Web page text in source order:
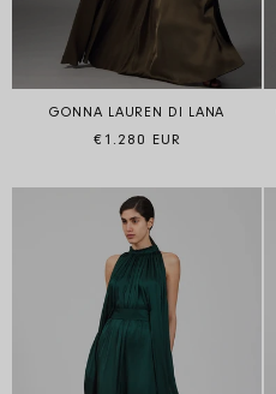
GONNA LAUREN DI LANA
Prezzo di listino
€1.280 EUR